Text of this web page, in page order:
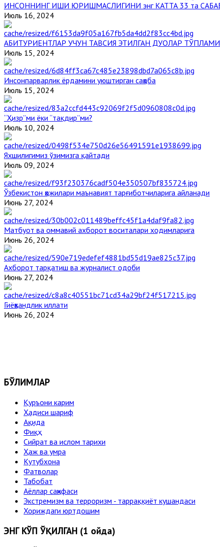
ИНСОННИНГ ИШИ ЮРИШМАСЛИГИНИ энг КАТТА 33 та
Июль 16, 2024
АБИТУРИЕНТЛАР УЧУН ТАВСИЯ ЭТИЛГАН ДУОЛАР ТЎПЛАМИ
Июль 15, 2024
Инсонпарварлик ёрдамини уюштирган саҳоба
Июль 15, 2024
“Ҳизр”ми ёки “тақдир”ми?
Июль 10, 2024
Яхшилигимиз ўзимизга қайтади
Июль 09, 2024
Ўзбекистон ҳожилари маънавият тарғиботчиларига айланади
Июнь 27, 2024
Матбуот ва оммавий ахборот воситалари ходимларига
Июнь 26, 2024
Ахборот тарқатиш ва журналист одоби
Июнь 27, 2024
Гиёҳвандлик иллати
Июнь 26, 2024
БЎЛИМЛАР
Қуръони карим
Ҳадиси шариф
Ақида
Фиқҳ
Сийрат ва ислом тарихи
Ҳаж ва умра
Кутубхона
Фатволар
Табобат
Аёллар саҳифаси
Экстремизм ва терроризм - тарраққиёт кушандаси
Хориждаги юртдошим
ЭНГ КЎП ЎҚИЛГАН (1 ойда)